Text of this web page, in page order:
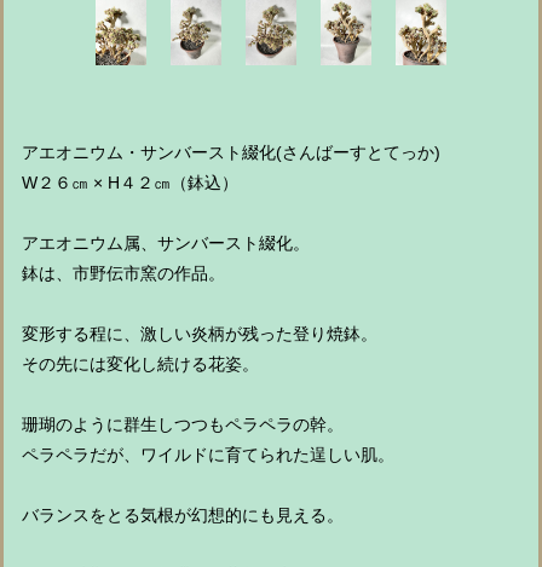
アエオニウム・サンバースト綴化(さんばーすとてっか)
W２６㎝ × H４２㎝（鉢込）
アエオニウム属、サンバースト綴化。
鉢は、市野伝市窯の作品。
変形する程に、激しい炎柄が残った登り焼鉢。
その先には変化し続ける花姿。
珊瑚のように群生しつつもペラペラの幹。
ペラペラだが、ワイルドに育てられた逞しい肌。
バランスをとる気根が幻想的にも見える。